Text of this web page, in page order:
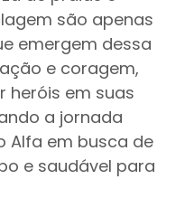
são apenas
emergem dessa
e coragem,
heróis em suas
a jornada
Alfa em busca de
e saudável para